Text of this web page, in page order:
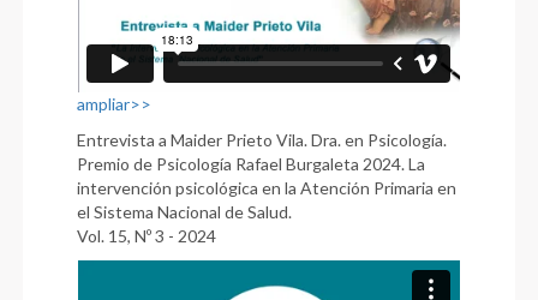
ampliar>>
Entrevista a Maider Prieto Vila. Dra. en Psicología.
Premio de Psicología Rafael Burgaleta 2024. La
intervención psicológica en la Atención Primaria en
el Sistema Nacional de Salud.
Vol. 15, Nº 3 - 2024